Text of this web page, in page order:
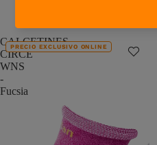
CALCETINES
CIRCE
WNS
-
Fucsia
PRECIO EXCLUSIVO ONLINE